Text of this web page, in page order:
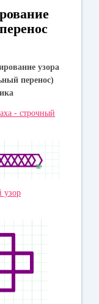
узора
перенос)
- строчный
узор